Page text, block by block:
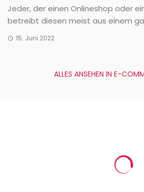
Jeder, der einen Onlineshop oder
betreibt diesen meist aus einem
15. Juni 2022
ALLES ANSEHEN IN E-